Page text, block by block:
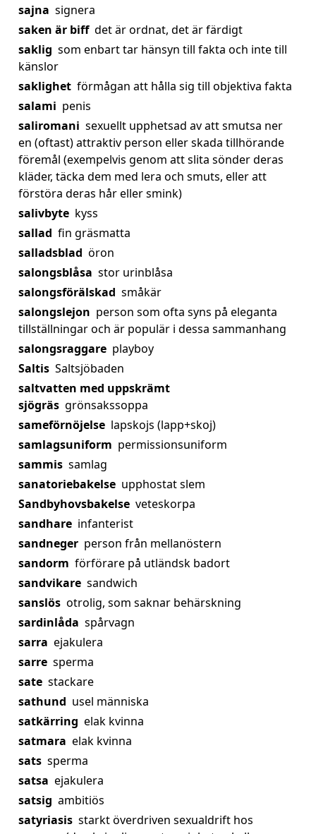
sajna signera
saken är biff det är ordnat, det är färdigt
saklig som enbart tar hänsyn till fakta och inte till
känslor
saklighet förmågan att hålla sig till objektiva fakta
salami penis
saliromani sexuellt upphetsad av att smutsa ner
en (oftast) attraktiv person eller skada tillhörande
föremål (exempelvis genom att slita sönder deras
kläder, täcka dem med lera och smuts, eller att
förstöra deras hår eller smink)
salivbyte kyss
sallad fin gräsmatta
salladsblad öron
salongsblåsa stor urinblåsa
salongsförälskad småkär
salongslejon person som ofta syns på eleganta
tillställningar och är populär i dessa sammanhang
salongsraggare playboy
Saltis Saltsjöbaden
saltvatten med uppskrämt
sjögräs grönsakssoppa
sameförnöjelse lapskojs (lapp+skoj)
samlagsuniform permissionsuniform
sammis samlag
sanatoriebakelse upphostat slem
Sandbyhovsbakelse veteskorpa
sandhare infanterist
sandneger person från mellanöstern
sandorm förförare på utländsk badort
sandvikare sandwich
sanslös otrolig, som saknar behärskning
sardinlåda spårvagn
sarra ejakulera
sarre sperma
sate stackare
sathund usel människa
satkärring elak kvinna
satmara elak kvinna
sats sperma
satsa ejakulera
satsig ambitiös
satyriasis starkt överdriven sexualdrift hos